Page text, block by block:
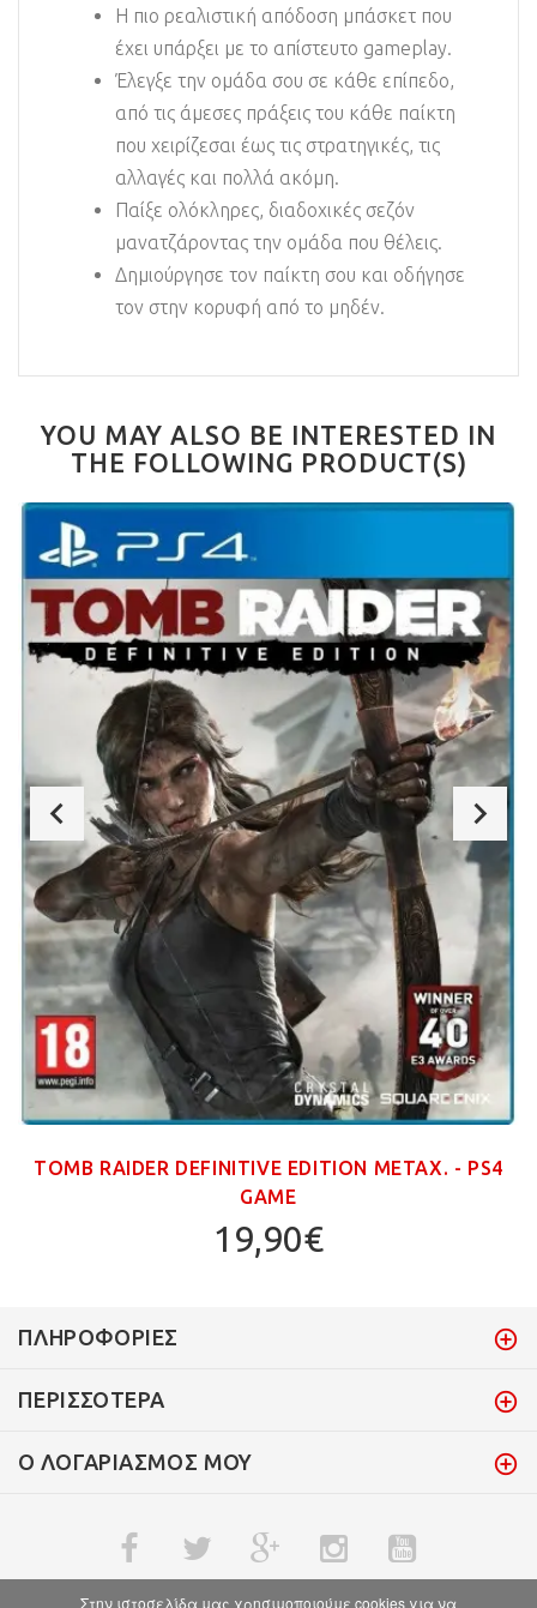
Η πιο ρεαλιστική απόδοση μπάσκετ που
έχει υπάρξει με το απίστευτο gameplay.
Έλεγξε την ομάδα σου σε κάθε επίπεδο,
από τις άμεσες πράξεις του κάθε παίκτη
που χειρίζεσαι έως τις στρατηγικές, τις
αλλαγές και πολλά ακόμη.
Παίξε ολόκληρες, διαδοχικές σεζόν
μανατζάροντας την ομάδα που θέλεις.
Δημιούργησε τον παίκτη σου και οδήγησε
τον στην κορυφή από το μηδέν.
YOU MAY ALSO BE INTERESTED IN
THE FOLLOWING PRODUCT(S)
TOMB RAIDER DEFINITIVE EDITION ΜΕΤΑΧ. - PS4
GAME
19,90€
ΠΛΗΡΟΦΟΡΊΕΣ
ΠΕΡΙΣΣΌΤΕΡΑ
Ο ΛΟΓΑΡΙΑΣΜΌΣ ΜΟΥ
Στην ιστοσελίδα μας χρησιμοποιούμε cookies για να